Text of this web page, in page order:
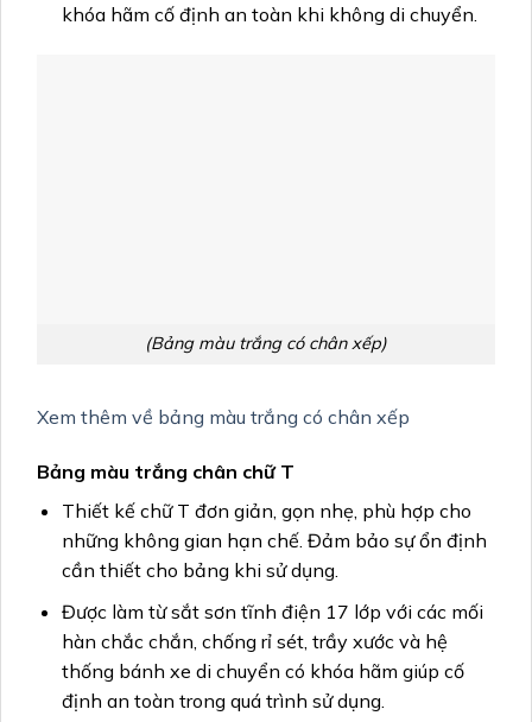
khóa hãm cố định an toàn khi không di chuyển.
(Bảng màu trắng có chân xếp)
Xem thêm về bảng màu trắng có chân xếp
Bảng màu trắng chân chữ T
Thiết kế chữ T đơn giản, gọn nhẹ, phù hợp cho
những không gian hạn chế. Đảm bảo sự ổn định
cần thiết cho bảng khi sử dụng.
Được làm từ sắt sơn tĩnh điện 17 lớp với các mối
hàn chắc chắn, chống rỉ sét, trầy xước và hệ
thống bánh xe di chuyển có khóa hãm giúp cố
định an toàn trong quá trình sử dụng.